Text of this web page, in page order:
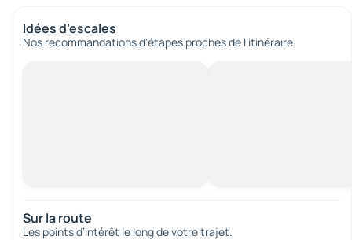
Idées d’escales
Nos recommandations d'étapes proches de l’itinéraire.
Sur la route
Les points d’intérêt le long de votre trajet.